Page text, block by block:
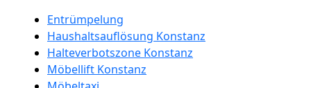
Entrümpelung
Haushaltsauflösung Konstanz
Halteverbotszone Konstanz
Möbellift Konstanz